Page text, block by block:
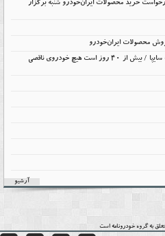
خرید محصولات ایران‌خودرو شنبه برگزار
محصولات ایران‌خودرو
کاهش ۶۹ درصدی خودروهای ناقص شرکت سایپا / بیش از ۴۰ روز است هیچ خودروی ناقصی
آرشیو
به گروهخودرونامهاست